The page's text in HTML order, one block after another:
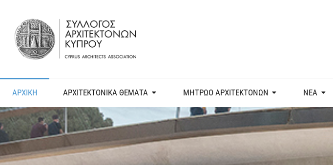
ΑΡΧΙΚΗ ΑΡΧΙΤΕΚΤΟΝΙΚΑ ΘΕΜΑΤΑ ΜΗΤΡΩΟ ΑΡΧΙΤΕΚΤΟΝΩΝ ΝΕΑ